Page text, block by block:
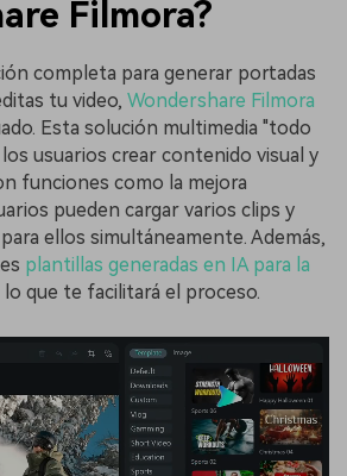
Filmora?
completa para generar portadas
tu video, Wondershare Filmora
Esta solución multimedia "todo
usuarios crear contenido visual y
funciones como la mejora
pueden cargar varios clips y
ellos simultáneamente. Además,
plantillas generadas en IA para la
lo que te facilitará el proceso.